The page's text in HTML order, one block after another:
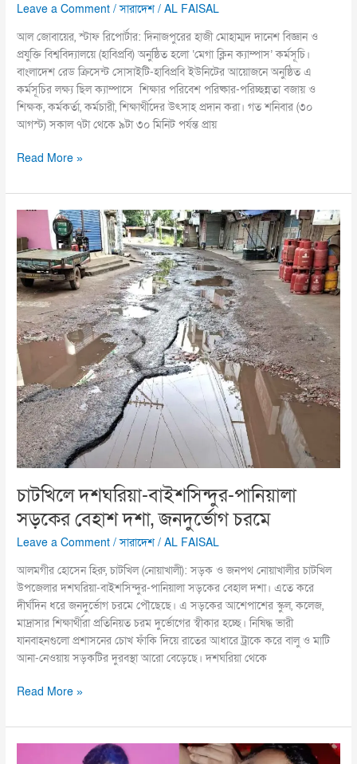
Leave a Comment /সারাদেশ /AL FAISAL
আল জোবায়ের, স্টাফ রিপোর্টার: দিনাজপুরের হাজী মোহাম্মদ দানেশ বিজ্ঞান ও
প্রযুক্তি বিশ্ববিদ্যালয়ে (হাবিপ্রবি) অনুষ্ঠিত হলো ‘মেগা ক্লিন ক্যাম্পাস’ কর্মসূচি।
বাংলাদেশ রেড ক্রিসেন্ট সোসাইটি-হাবিপ্রবি ইউনিটের আয়োজনে অনুষ্ঠিত এ
কর্মসূচির লক্ষ্য ছিল ক্যাম্পাসে শিক্ষার পরিবেশ পরিষ্কার-পরিচ্ছন্নতা বজায় ও
শিক্ষক, কর্মকর্তা, কর্মচারী, শিক্ষার্থীদের উৎসাহ প্রদান করা। গত শনিবার (৩০
আগস্ট) সকাল ৭টা থেকে ৯টা ৩০ মিনিট পর্যন্ত প্রায়
Read More »
চাটখিলে দশঘরিয়া-বাইশসিন্দুর-পানিয়ালা
সড়কের বেহাশ দশা, জনদুর্ভোগ চরমে
Leave a Comment /সারাদেশ /AL FAISAL
আলমগীর হোসেন হিরু, চাটখিল (নোয়াখালী): সড়ক ও জনপথ নোয়াখালীর চাটখিল
উপজেলার দশঘরিয়া-বাইশসিন্দুর-পানিয়ালা সড়কের বেহাল দশা। এতে করে
দীর্ঘদিন ধরে জনদুর্ভোগ চরমে পৌছেছে। এ সড়কের আশেপাশের স্কুল, কলেজ,
মাদ্রাসার শিক্ষার্থীরা প্রতিনিয়ত চরম দুর্ভোগের স্বীকার হচ্ছে। নিষিদ্ধ ভারী
যানবাহনগুলো প্রশাসনের চোখ ফাঁকি দিয়ে রাতের আধারে ট্রাকে করে বালু ও মাটি
আনা-নেওয়ায় সড়কটির দুরবস্থা আরো বেড়েছে। দশঘরিয়া থেকে
চাটখিলে
দশঘরিয়া-
বাইশসিন্দুর-
পানিয়ালা
সড়কের
বেহাশ
দশা,
জনদুর্ভোগ
চরমে
Read More »